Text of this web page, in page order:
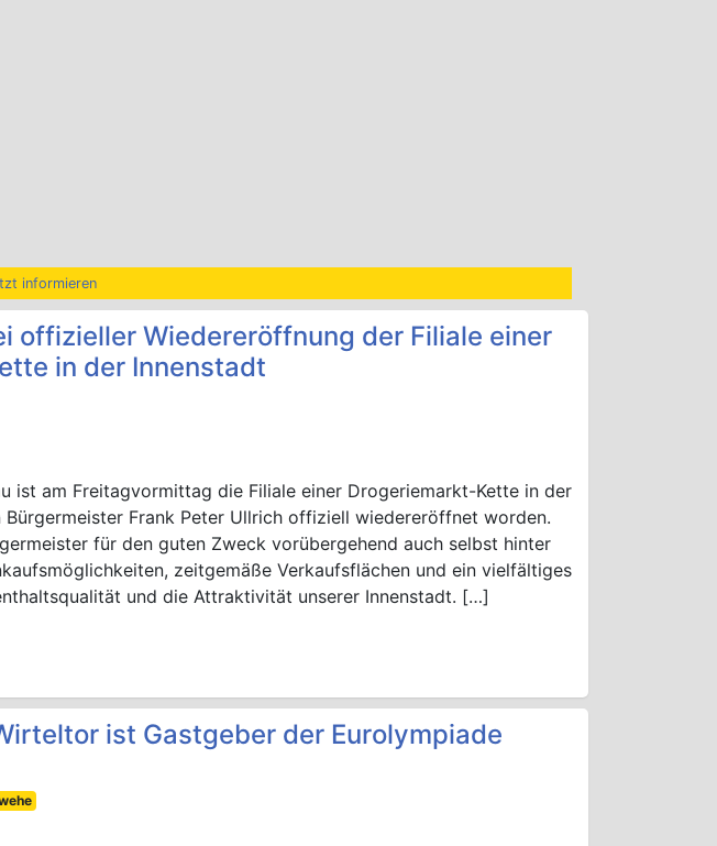
informieren
offizieller Wiedereröffnung der Filiale einer
in der Innenstadt
ist am Freitagvormittag die Filiale einer Drogeriemarkt-Kette in der
Bürgermeister Frank Peter Ullrich offiziell wiedereröffnet worden.
für den guten Zweck vorübergehend auch selbst hinter
zeitgemäße Verkaufsflächen und ein vielfältiges
und die Attraktivität unserer Innenstadt. […]
ist Gastgeber der Eurolympiade